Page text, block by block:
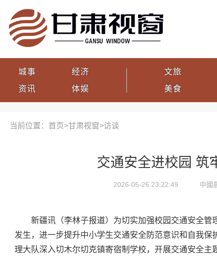
城事
资讯
经济
体娱
文旅
美食
当前位置：首页>甘肃视窗>访谈
交通安全进校园 筑
2026-05-26 23:22:49 中國
新疆讯（李林子报道）为切实加强校园交通安全
发生，进一步提升中小学生交通安全防范意识和自我保
理大队深入切木尔切克镇寄宿制学校，开展交通安全主